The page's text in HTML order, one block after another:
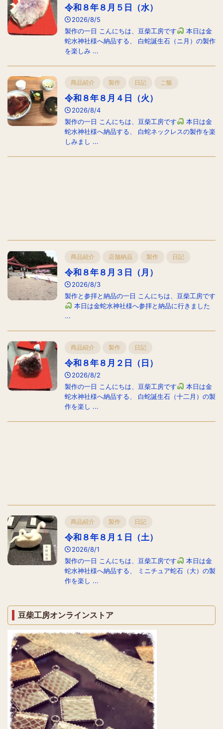
令和８年８月５日（水）
2026/8/5
製作の一日 こんにちは、豆柴工房です
本日は金
蛇水神社様へ納品する、 白蛇誕生石（ニ月）の製作
を楽しみ ...
商品紹介 製作 日記 ご飯
令和８年８月４日（火）
2026/8/4
製作の一日 こんにちは、豆柴工房です
本日は金
蛇水神社様へ納品する、 白蛇ネックレスの製作を楽
しみまし ...
商品紹介 店舗納品 製作 日記
令和８年８月３日（月）
2026/8/3
製作と参拝と納品の一日 こんにちは、豆柴工房です
本日は金蛇水神社様へ参拝と納品に行きました
...
商品紹介 製作 日記
令和８年８月２日（日）
2026/8/2
製作の一日 こんにちは、豆柴工房です
本日は金
蛇水神社様へ納品する、 白蛇誕生石（十二月）の製
作を楽し ...
商品紹介 製作 日記
令和８年８月１日（土）
2026/8/1
製作の一日 こんにちは、豆柴工房です
本日は金
蛇水神社様へ納品する、 ミニチュア蛇石（大）の製
作を楽し ...
豆柴工房オンラインストア